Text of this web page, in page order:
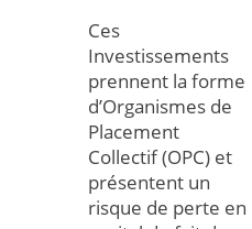
Ces
Investissements
prennent la forme
d’Organismes de
Placement
Collectif (OPC) et
présentent un
risque de perte en